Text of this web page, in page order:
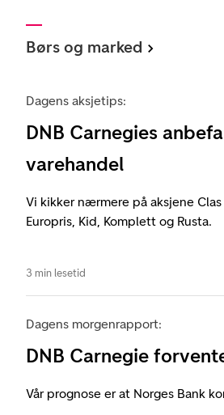
Børs og marked
Dagens aksjetips:
DNB Carnegies
varehandel
Vi kikker nærmere på aksjene Clas
Europris, Kid, Komplett og Rusta.
3 min lesetid
Dagens morgenrapport:
DNB Carnegie
Vår prognose er at Norges Bank